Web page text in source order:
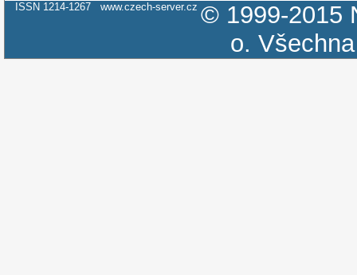
ISSN 1214-1267 www.czech-server.cz © 1999-2015
o.